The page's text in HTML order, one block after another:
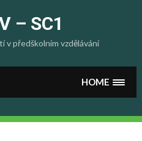
content– SC1
v předškolním vzdělávání
HOME